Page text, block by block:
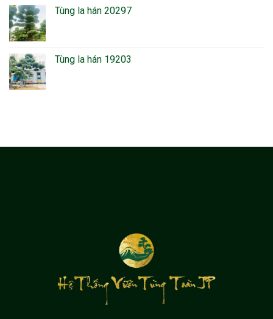
Tùng la hán 20297
Tùng la hán 19203